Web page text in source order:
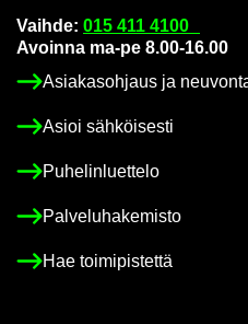
Vaih­de: 015 411 4100
Avoin­na ma-pe 8.00-16.00
Asia­kas­oh­jaus ja
Asioi säh­köi­ses­ti
Pu­he­lin­luet­te­lo
Pal­ve­lu­ha­ke­mis­to
Hae toi­mi­pis­tet­tä